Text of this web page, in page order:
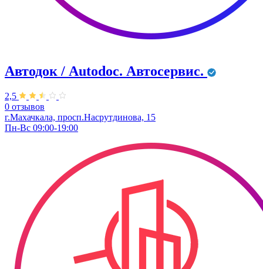
Автодок / Autodoc. Автосервис.
2,5
0 отзывов
г.Махачкала, просп.Насрутдинова, 15
Пн-Вс 09:00-19:00